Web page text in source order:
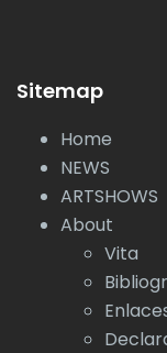
Sitemap
Home
NEWS
ARTSHOWS
About
Vita